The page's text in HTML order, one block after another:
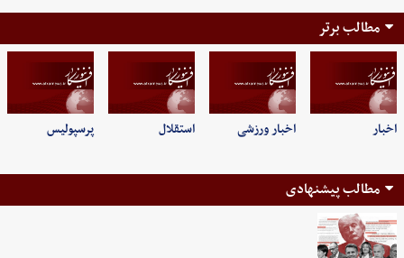
مطالب برتر
اخبار اخبار ورزشی استقلال پرسپولیس
مطالب پیشنهادی